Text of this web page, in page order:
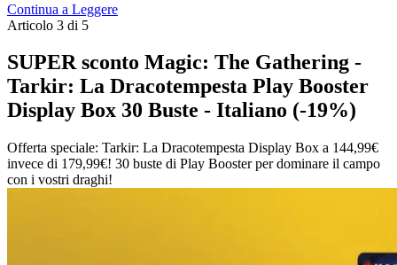
Continua a Leggere
Articolo 3 di 5
SUPER sconto Magic: The Gathering -
Tarkir: La Dracotempesta Play Booster
Display Box 30 Buste - Italiano (-19%)
Offerta speciale: Tarkir: La Dracotempesta Display Box a 144,99€
invece di 179,99€! 30 buste di Play Booster per dominare il campo
con i vostri draghi!